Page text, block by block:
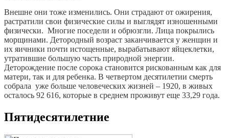
Внешне они тоже изменились. Они страдают от ожирения,
растратили свои физические силы и выглядят изношенными
физически. Многие поседели и обрюзгли. Лица покрылись
морщинами. Детородный возраст заканчивается у женщин и
их яичники почти истощенные, вырабатывают яйцеклетки,
утратившие большую часть природной энергии.
Деторождение после сорока становится рискованным как для
матери, так и для ребенка. В четвертом десятилетии смерть
собрала уже больше человеческих жизней – 1920, в живых
осталось 92 616, которые в среднем проживут еще 33,29 года.
Пятидесятилетние